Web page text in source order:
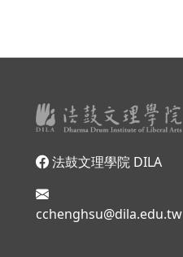
法鼓文理學院 DILA
cchenghsu@dila.edu.tw